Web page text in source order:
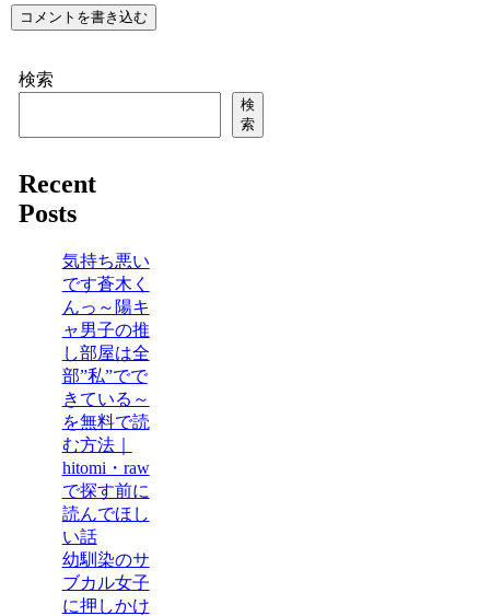
コメントを書き込む
検索
検
索
Recent
Posts
気持ち悪い
です蒼木く
んっ～陽キ
ャ男子の推
し部屋は全
部”私”でで
きている～
を無料で読
む方法｜
hitomi・raw
で探す前に
読んでほし
い話
幼馴染のサ
ブカル女子
に押しかけ